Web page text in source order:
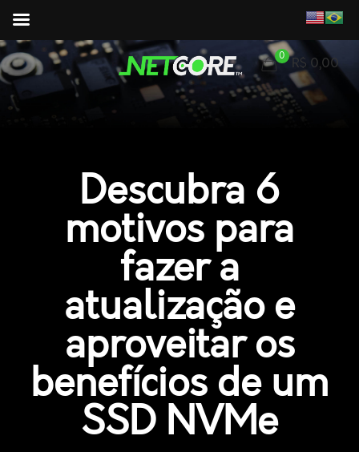
0
R$ 0,00
Descubra 6
motivos para
fazer a
atualização e
aproveitar os
benefícios de um
SSD NVMe